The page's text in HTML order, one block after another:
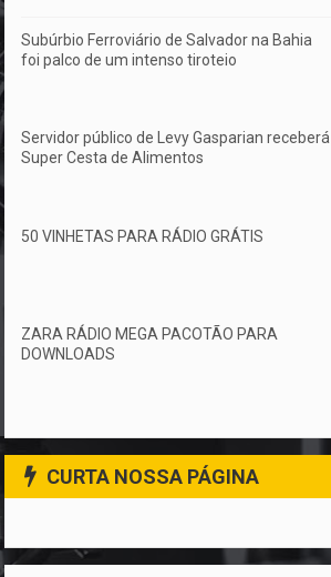
Subúrbio Ferroviário de Salvador na Bahia
foi palco de um intenso tiroteio
Servidor público de Levy Gasparian receberá
Super Cesta de Alimentos
50 VINHETAS PARA RÁDIO GRÁTIS
ZARA RÁDIO MEGA PACOTÃO PARA
DOWNLOADS
CURTA NOSSA PÁGINA